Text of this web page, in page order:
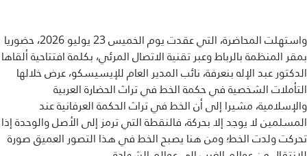
غير راض للغاية راض لأقصى درجة
واستهلت المحاضرة، التي عقدت يوم الخميس 23 يوليو 2026، حضوريا
بمقر المنظمة بالرباط وعبر تقنية الاتصال المرئي، بكلمة افتتاحية ألقاها
الدكتور عبد الإله بنعرفة، نائب المدير العام للإيسيسكو، عرض خلالها
التأملات الشخصية في حكمة الخط في تراث الحضارة العربية
والإسلامية، مشيرا إلى أن الخط في تراث الحكمة العرفانية عند
المسلمين لا يوجد إلا بحركة، فالنقطة التي ترمز إلى الأصل والوحدة إذا
تحركت ولدت الخط؛ ومن هنا يصبح الخط في هذا التصور العميق صورة